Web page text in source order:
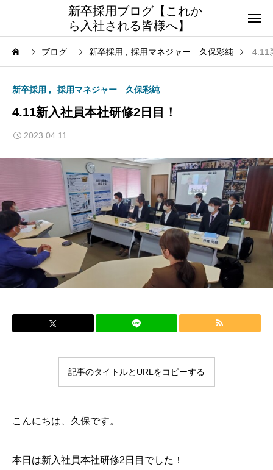
新卒採用ブログ【これか
ら入社される皆様へ】
ブログ 新卒採用 採用マネジャー 久保彩純 4.11
新卒採用 採用マネジャー 久保彩純
4.11新入社員本社研修2日目！
2023.04.11
記事のタイトルとURLをコピーする
こんにちは、久保です。
本日は新入社員本社研修2日目でした！